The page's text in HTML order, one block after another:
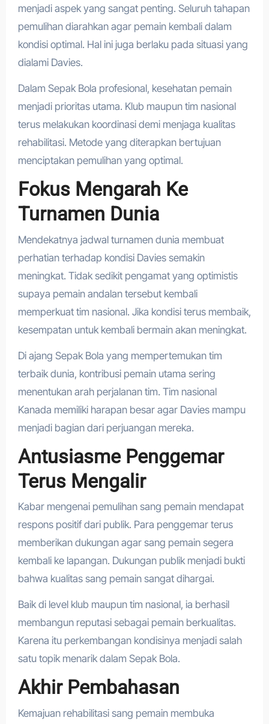
menjadi aspek yang sangat penting. Seluruh tahapan
pemulihan diarahkan agar pemain kembali dalam
kondisi optimal. Hal ini juga berlaku pada situasi yang
dialami Davies.
Dalam Sepak Bola profesional, kesehatan pemain
menjadi prioritas utama. Klub maupun tim nasional
terus melakukan koordinasi demi menjaga kualitas
rehabilitasi. Metode yang diterapkan bertujuan
menciptakan pemulihan yang optimal.
Fokus Mengarah Ke
Turnamen Dunia
Mendekatnya jadwal turnamen dunia membuat
perhatian terhadap kondisi Davies semakin
meningkat. Tidak sedikit pengamat yang optimistis
supaya pemain andalan tersebut kembali
memperkuat tim nasional. Jika kondisi terus membaik,
kesempatan untuk kembali bermain akan meningkat.
Di ajang Sepak Bola yang mempertemukan tim
terbaik dunia, kontribusi pemain utama sering
menentukan arah perjalanan tim. Tim nasional
Kanada memiliki harapan besar agar Davies mampu
menjadi bagian dari perjuangan mereka.
Antusiasme Penggemar
Terus Mengalir
Kabar mengenai pemulihan sang pemain mendapat
respons positif dari publik. Para penggemar terus
memberikan dukungan agar sang pemain segera
kembali ke lapangan. Dukungan publik menjadi bukti
bahwa kualitas sang pemain sangat dihargai.
Baik di level klub maupun tim nasional, ia berhasil
membangun reputasi sebagai pemain berkualitas.
Karena itu perkembangan kondisinya menjadi salah
satu topik menarik dalam Sepak Bola.
Akhir Pembahasan
Kemajuan rehabilitasi sang pemain membuka